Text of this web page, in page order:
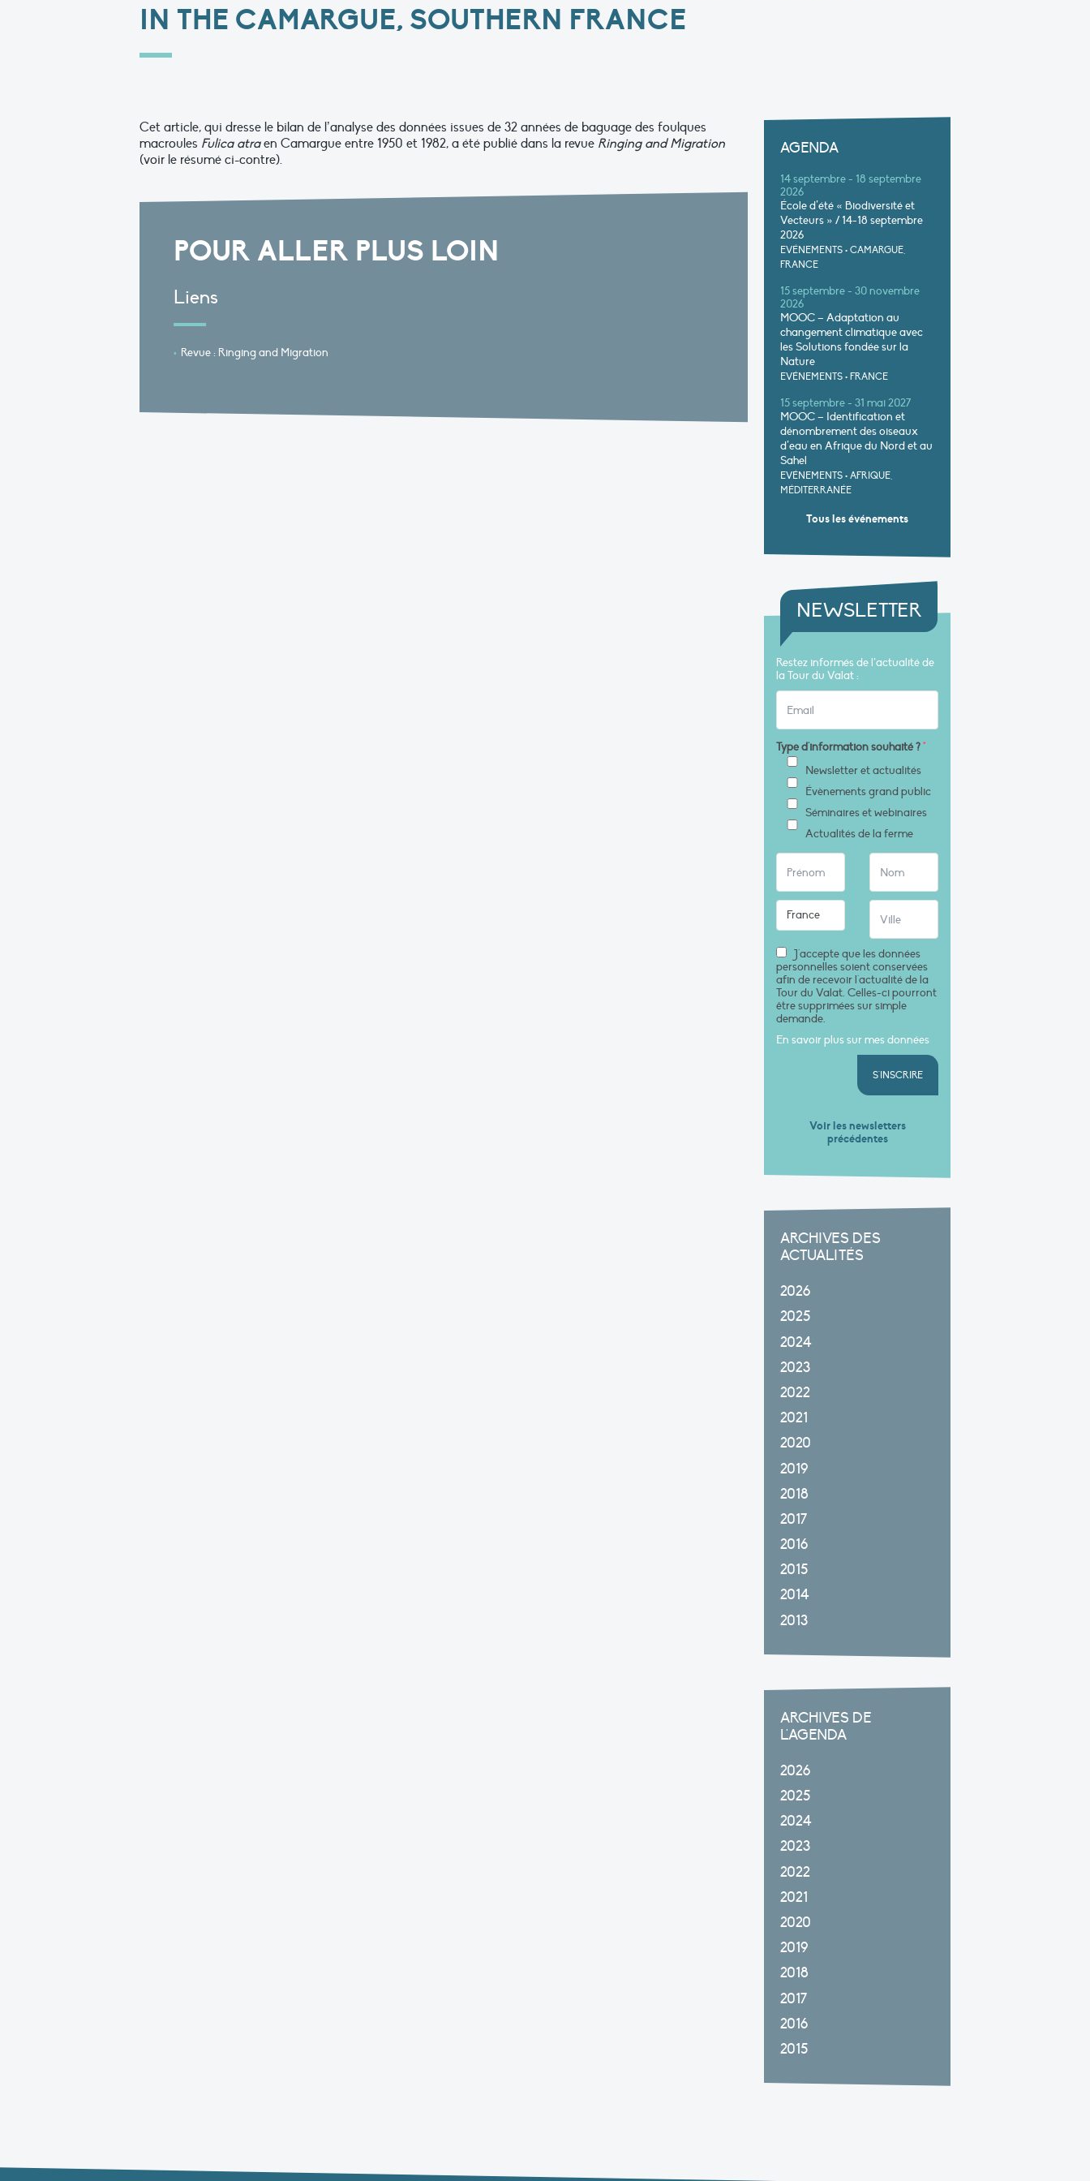
IN THE CAMARGUE, SOUTHERN FRANCE
Cet article, qui dresse le bilan de l’analyse des données issues de 32 années de baguage des foulques
macroules Fulica atraen Camargue entre 1950 et 1982, a été publié dans la revue Ringing and Migration
(voir le résumé ci-contre).
POUR ALLER PLUS LOIN
Liens
Revue : Ringing and Migration
AGENDA
14 septembre - 18 septembre
2026
École d’été « Biodiversité et
Vecteurs » / 14-18 septembre
2026
EVÉNEMENTS • CAMARGUE,
FRANCE
15 septembre - 30 novembre
2026
MOOC – Adaptation au
changement climatique avec
les Solutions fondée sur la
Nature
EVÉNEMENTS • FRANCE
15 septembre - 31 mai 2027
MOOC – Identification et
dénombrement des oiseaux
d’eau en Afrique du Nord et au
Sahel
EVÉNEMENTS • AFRIQUE,
MÉDITERRANÉE
Tous les événements
NEWSLETTER
Restez informés de l’actualité de
la Tour du Valat :
Type d'information souhaité ?*
Newsletter et actualités
Évènements grand public
Séminaires et webinaires
Actualités de la ferme
J'accepte que les données
personnelles soient conservées
afin de recevoir l'actualité de la
Tour du Valat. Celles-ci pourront
être supprimées sur simple
demande.
En savoir plus sur mes données
S'INSCRIRE
Voir les newsletters
précédentes
ARCHIVES DES
ACTUALITÉS
2026
2025
2024
2023
2022
2021
2020
2019
2018
2017
2016
2015
2014
2013
ARCHIVES DE
L'AGENDA
2026
2025
2024
2023
2022
2021
2020
2019
2018
2017
2016
2015